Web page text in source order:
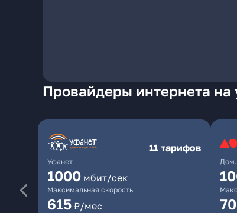
Провайдеры интернета на
Уфанет
11 тарифов
1000 мбит/сек
Максимальная скорость
615 ₽/мес